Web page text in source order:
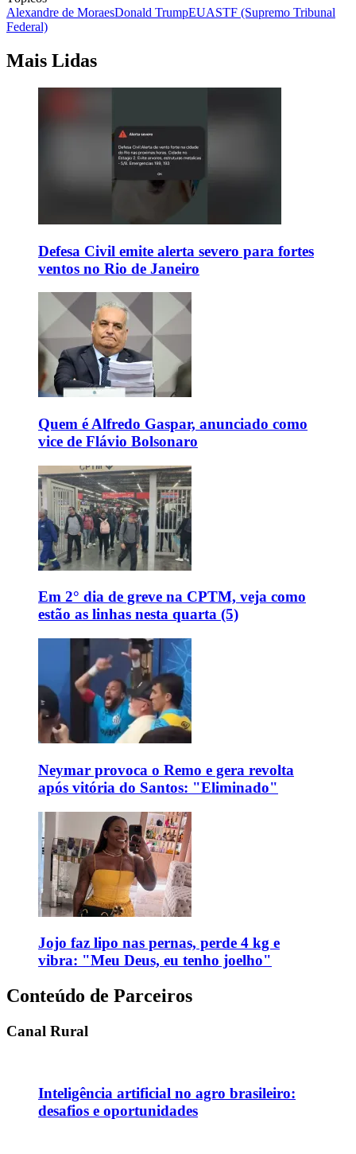
Alexandre de MoraesDonald TrumpEUASTF (Supremo Tribunal
Federal)
Mais Lidas
Defesa Civil emite alerta severo para fortes
ventos no Rio de Janeiro
Quem é Alfredo Gaspar, anunciado como
vice de Flávio Bolsonaro
Em 2° dia de greve na CPTM, veja como
estão as linhas nesta quarta (5)
Neymar provoca o Remo e gera revolta
após vitória do Santos: "Eliminado"
Jojo faz lipo nas pernas, perde 4 kg e
vibra: "Meu Deus, eu tenho joelho"
Conteúdo de Parceiros
Canal Rural
Inteligência artificial no agro brasileiro:
desafios e oportunidades